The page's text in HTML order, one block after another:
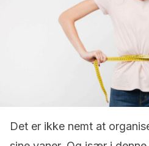
Det er ikke nemt at